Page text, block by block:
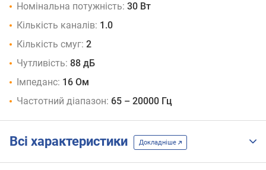
Номінальна потужність: 30 Вт
Кількість каналів: 1.0
Кількість смуг: 2
Чутливість: 88 дБ
Імпеданс: 16 Ом
Частотний діапазон: 65 – 20000 Гц
Всі характеристики Докладніше